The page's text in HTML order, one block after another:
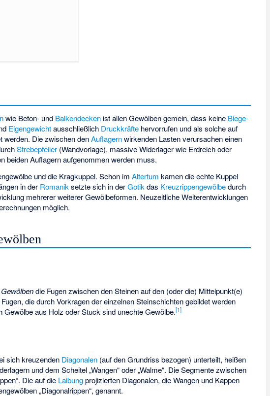
wie Beton- und Balkendecken ist allen Gewölben gemein, dass keine Biege-
Eigengewichtausschließlich Druckkräfte hervorrufen und als solche auf
werden. Die zwischen denAuflagernwirkenden Lasten verursachen einen
Strebepfeiler (Wandvorlage), massive Widerlager wie Erdreich oder
beiden Auflagern aufgenommen werden muss.
und die Kragkuppel. Schon imAltertum kamen die echte Kuppel
in der Romaniksetzte sich in derGotikdas Kreuzrippengewölbedurch
mehrerer weiterer Gewölbeformen. Neuzeitliche Weiterentwicklungen
möglich.
die Fugen zwischen den Steinen auf den (oder die) Mittelpunkt(e)
die durch Vorkragen der einzelnen Steinschichten gebildet werden
Gewölbe aus Holz oder Stuck sind unechte Gewölbe.[1]
sich kreuzenden Diagonalen (auf den Grundriss bezogen) unterteilt, heißen
und dem Scheitel „Wangen“ oder „Walme“. Die Segmente zwischen
Die auf die Laibungprojizierten Diagonalen, die Wangen und Kappen
„Diagonalrippen“, genannt.